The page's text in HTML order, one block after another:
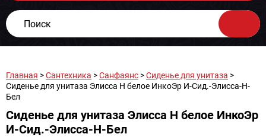
Главная >Сантехника >Санфаянс >Сиденье для унитаза >
Сиденье для унитаза Элисса Н белое ИнкоЭр И-Сид.-Элисса-Н-
Бел
Сиденье для унитаза Элисса Н белое ИнкоЭр
И-Сид.-Элисса-Н-Бел